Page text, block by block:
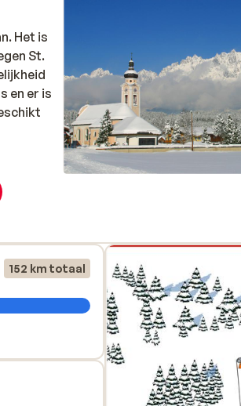
Het is
St.
en er is
152 km totaal